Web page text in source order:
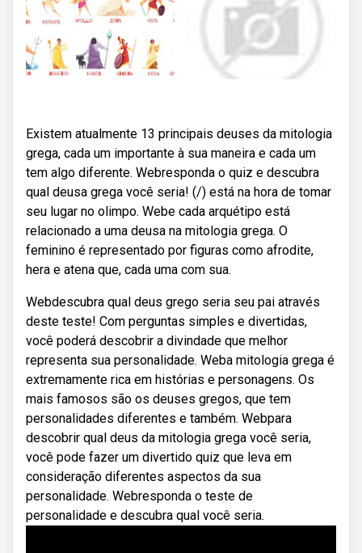
Existem atualmente 13 principais deuses da mitologia
grega, cada um importante à sua maneira e cada um
tem algo diferente. Webresponda o quiz e descubra
qual deusa grega você seria! (/) está na hora de tomar
seu lugar no olimpo. Webe cada arquétipo está
relacionado a uma deusa na mitologia grega. O
feminino é representado por figuras como afrodite,
hera e atena que, cada uma com sua.
Webdescubra qual deus grego seria seu pai através
deste teste! Com perguntas simples e divertidas,
você poderá descobrir a divindade que melhor
representa sua personalidade. Weba mitologia grega é
extremamente rica em histórias e personagens. Os
mais famosos são os deuses gregos, que tem
personalidades diferentes e também. Webpara
descobrir qual deus da mitologia grega você seria,
você pode fazer um divertido quiz que leva em
consideração diferentes aspectos da sua
personalidade. Webresponda o teste de
personalidade e descubra qual você seria.